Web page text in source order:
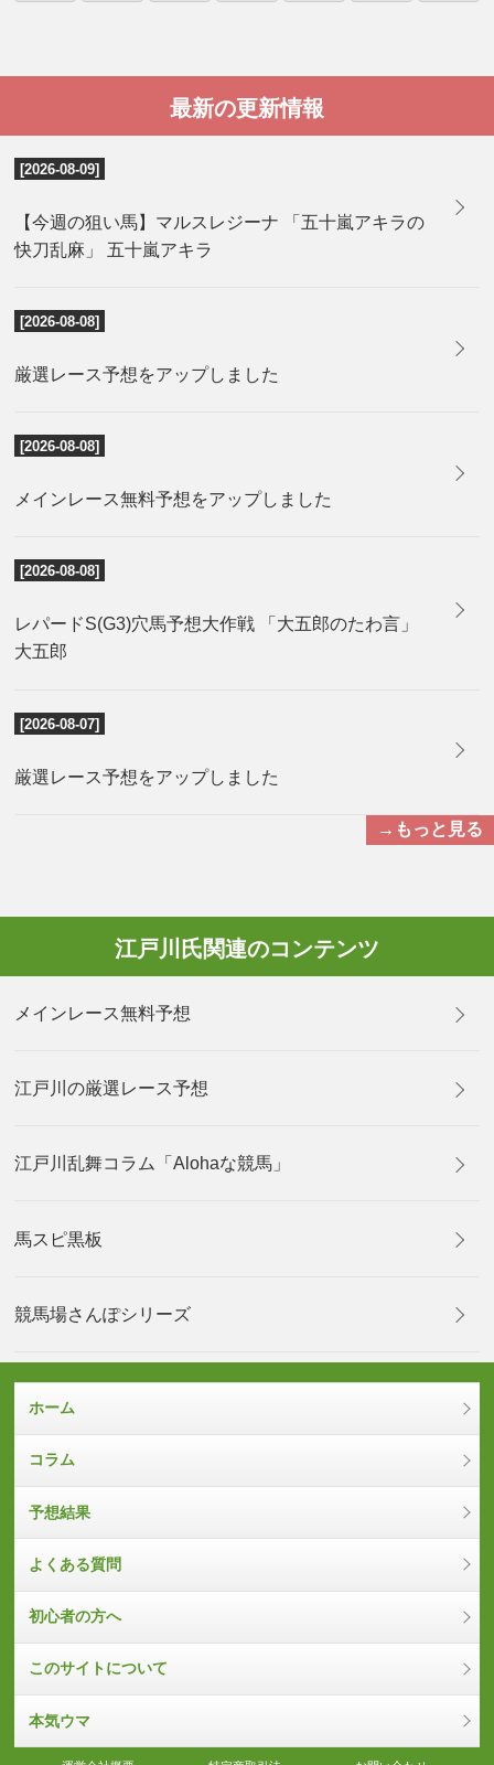
最新の更新情報
[2026-08-09]
【今週の狙い馬】マルスレジーナ 「五十嵐アキラの
快刀乱麻」 五十嵐アキラ
[2026-08-08]
厳選レース予想をアップしました
[2026-08-08]
メインレース無料予想をアップしました
[2026-08-08]
レパードS(G3)穴馬予想大作戦 「大五郎のたわ言」
大五郎
[2026-08-07]
厳選レース予想をアップしました
→もっと見る
江戸川氏関連のコンテンツ
メインレース無料予想
江戸川の厳選レース予想
江戸川乱舞コラム「Alohaな競馬」
馬スピ黒板
競馬場さんぽシリーズ
ホーム
コラム
予想結果
よくある質問
初心者の方へ
このサイトについて
本気ウマ